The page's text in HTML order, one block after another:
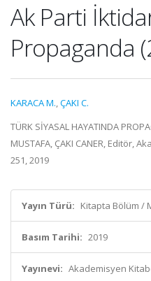
Ak Parti
Propaganda
KARACA M.,ÇAKI C.
TÜRK SİYASAL HAYATINDA
MUSTAFA, ÇAKI CANER, Editör,
251, 2019
Yayın Türü: Kitapta Bölüm /
Basım Tarihi: 2019
Yayınevi: Akademisyen